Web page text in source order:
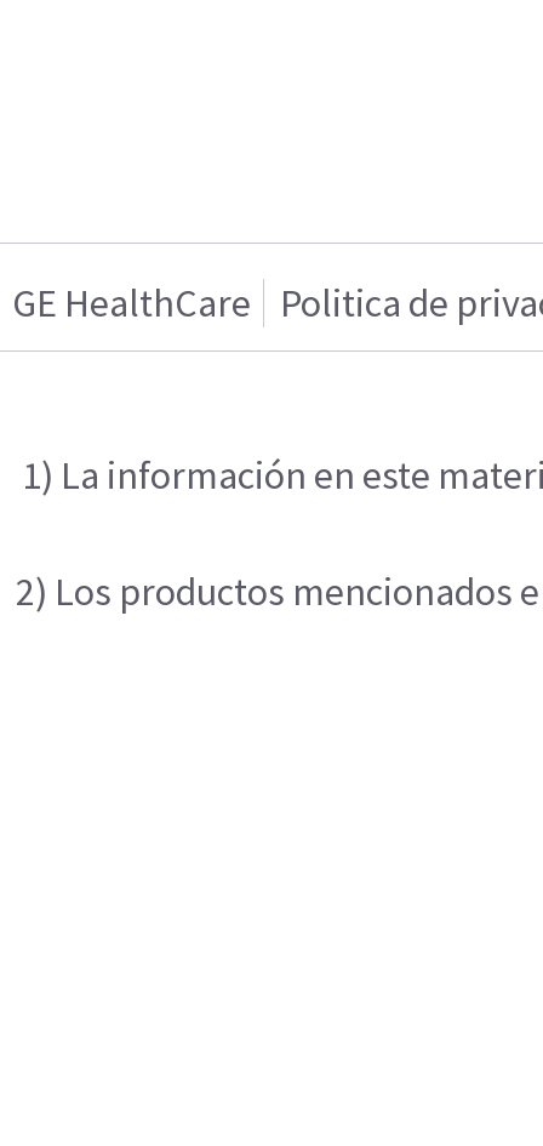
GE HealthCare Politica de
1) La información en este
2) Los productos mencionados